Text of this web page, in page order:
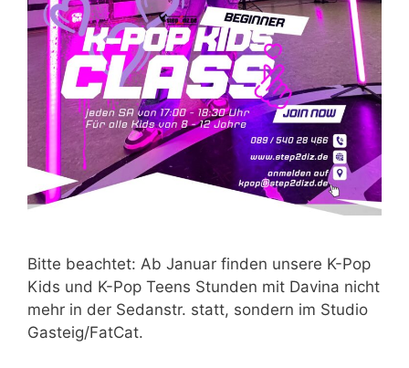
Bitte beachtet: Ab Januar finden unsere K-Pop
Kids und K-Pop Teens Stunden mit Davina nicht
mehr in der Sedanstr. statt, sondern im Studio
Gasteig/FatCat.